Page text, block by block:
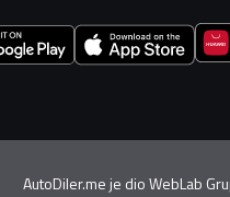
AutoDiler.me je dioWebLab